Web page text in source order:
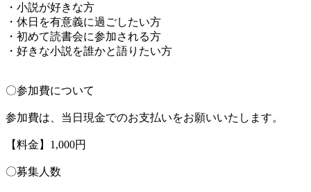
・小説が好きな方
・休日を有意義に過ごしたい方
・初めて読書会に参加される方
・好きな小説を誰かと語りたい方
〇参加費について
参加費は、当日現金でのお支払いをお願いいたします。
【料金】1,000円
〇募集人数